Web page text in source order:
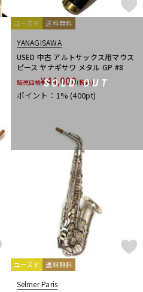
SOLD OUT
ユーズド 送料無料
YANAGISAWA
USED 中古 アルトサックス用マウス
ピース ヤナギサワ メタル GP #8
販売価格¥44,000(税込)
ポイント：1%(400pt)
ユーズド 送料無料
Selmer Paris